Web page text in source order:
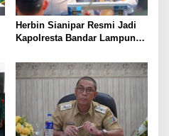
Herbin Sianipar Resmi Jadi
Kapolresta Bandar Lampung,
Prioritas